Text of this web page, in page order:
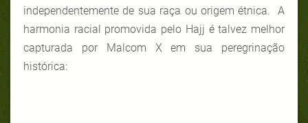
independentemente de sua raça ou origem étnica. A
harmonia racial promovida pelo Hajj é talvez melhor
capturada por Malcom X em sua peregrinação
histórica: